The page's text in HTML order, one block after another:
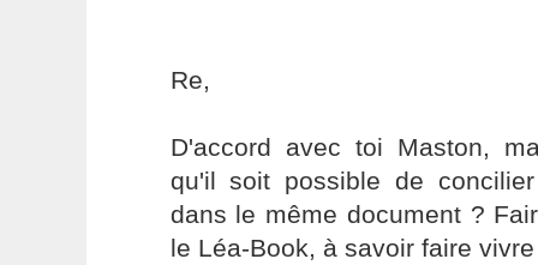
Re,
D'accord avec toi Maston,
qu'il soit possible de
dans le même document ?
le Léa-Book, à savoir faire